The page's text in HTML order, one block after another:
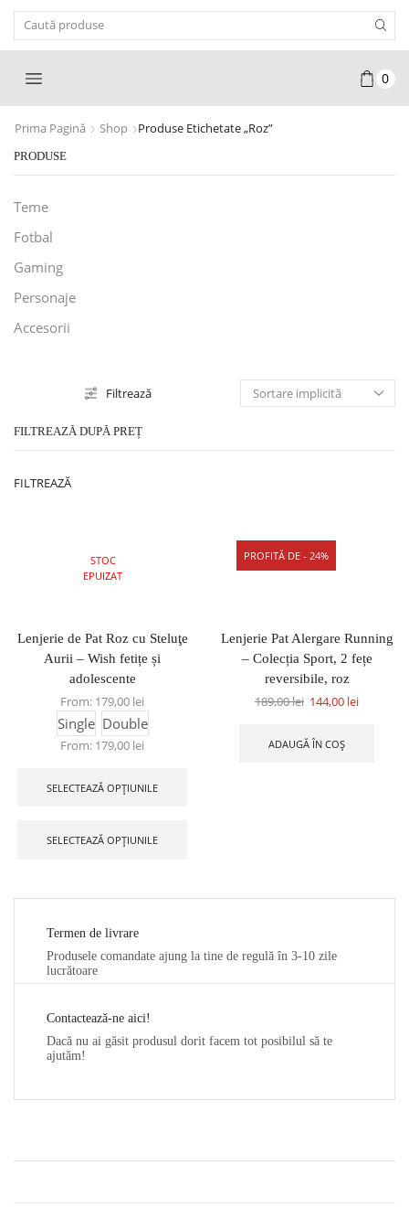
Input
0
Prima Pagină Shop Produse Etichetate „roz”
Filtrează
FILTREAZĂ DUPĂ PREȚ
FILTREAZĂ
STOC
EPUIZAT
Lenjerie de Pat Roz cu Steluţe
Aurii – Wish fetițe și
adolescente
From: 179,00 lei
Single Double
From: 179,00 lei
SELECTEAZĂ OPȚIUNILE
SELECTEAZĂ OPȚIUNILE
PROFITĂ DE - 24%
Lenjerie Pat Alergare Running
– Colecția Sport, 2 fețe
reversibile, roz
189,00lei 144,00 lei
ADAUGĂ ÎN COȘ
Termen de livrare
Produsele comandate ajung la tine de regulă în 3-10 zile
lucrătoare
Contactează-ne aici!
Dacă nu ai găsit produsul dorit facem tot posibilul să te
ajutăm!
PRODUSE
Teme
Fotbal
Gaming
Personaje
Accesorii